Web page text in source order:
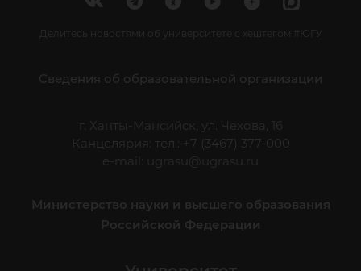
Делитесь новостями об университете с хештегом #ЮГУ
Сведения об образовательной организации
г. Ханты-Мансийск, ул. Чехова, 16
Канцелярия: тел.: +7 (3467) 377-000
e-mail:
ugrasu@ugrasu.ru
Министерство науки и высшего образования
Российской Федерации